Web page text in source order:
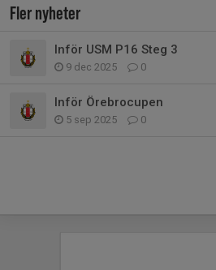
Fler nyheter
Inför USM P16 Steg 3
9 dec 2025 0
Inför Örebrocupen
5 sep 2025 0